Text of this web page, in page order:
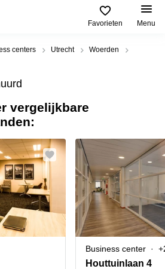
Favorieten Menu
toe
centers Utrecht
Woerden
vergelijkbare
Business center
Houttuinlaan 4